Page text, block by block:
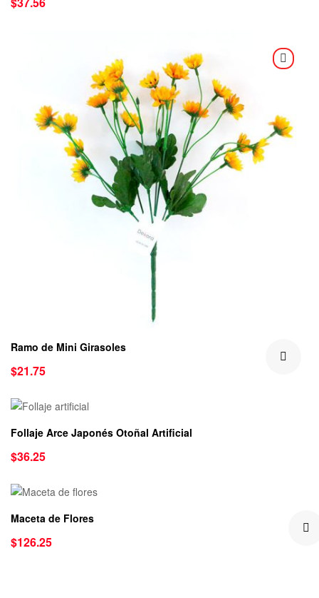
Ramo de Mini Girasoles
$21.75
Follaje Arce Japonés Otoñal Artificial
$36.25
Maceta de Flores
$126.25